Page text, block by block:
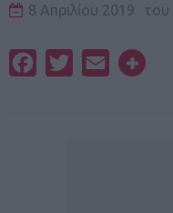
8 Απριλίου 2019 του
FacebookTwitterEmail